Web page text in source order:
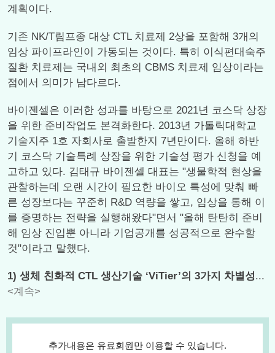
계획이다.
기존 NK/T림프종 대상 CTL 치료제 2상을 포함해 3개의
임상 파이프라인이 가동되는 것이다. 특히 이식편대숙주
질환 치료제는 국내외 최초의 CBMS 치료제 임상이라는
점에서 의미가 남다르다.
바이젠셀은 이러한 성과를 바탕으로 2021년 코스닥 상장
을 위한 준비작업도 본격화한다. 2013년 가톨릭대학교
기술지주 1호 자회사로 출발한지 7년만이다. 올해 하반
기 코스닥 기술특례 상장을 위한 기술성 평가 신청을 예
고하고 있다. 김태규 바이젠셀 대표는 "생물학적 현상을
관찰하는데 오랜 시간이 필요한 바이오 특성에 맞춰 빠
른 성장보다는 꾸준히 R&D 역량을 쌓고, 임상을 통해 이
를 증명하는 전략을 실행해왔다"면서 "올해 탄탄히 준비
해 임상 진입뿐 아니라 기업공개를 성공적으로 완수할
것"이라고 말했다.
1) 생체 친화적 CTL 생산기술 ‘ViTier’의 3가지 차별성...
<계속>
추가내용은 유료회원만 이용할 수 있습니다.